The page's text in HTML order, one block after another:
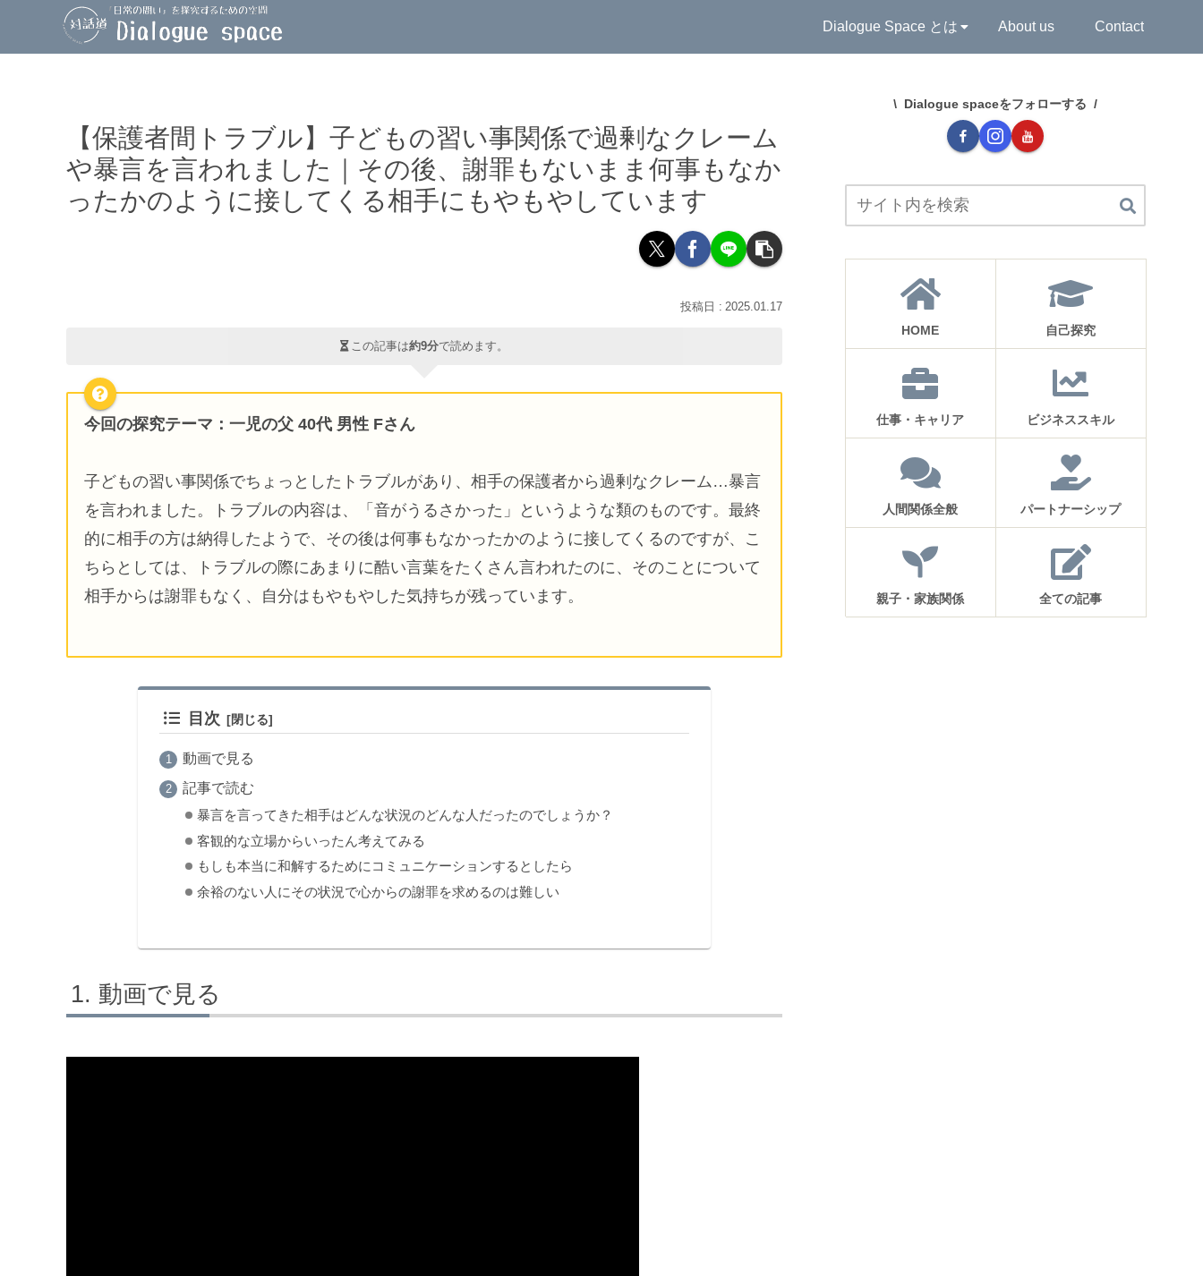
Dialogue Space とは About us Contact
【保護者間トラブル】子どもの習い事関係で過剰なクレーム
や暴言を言われました｜その後、謝罪もないまま何事もなか
ったかのように接してくる相手にもやもやしています
2025.01.17
この記事は約9分で読めます。
今回の探究テーマ ：一児の父 40代 男性 Fさん
子どもの習い事関係でちょっとしたトラブルがあり、相手の保護者から過剰なクレーム…暴言
を言われました。トラブルの内容は、「音がうるさかった」というような類のものです。最終
的に相手の方は納得したようで、その後は何事もなかったかのように接してくるのですが、こ
ちらとしては、トラブルの際にあまりに酷い言葉をたくさん言われたのに、そのことについて
相手からは謝罪もなく、自分はもやもやした気持ちが残っています。
目次
動画で見る
記事で読む
暴言を言ってきた相手はどんな状況のどんな人だったのでしょうか？
客観的な立場からいったん考えてみる
もしも本当に和解するためにコミュニケーションするとしたら
余裕のない人にその状況で心からの謝罪を求めるのは難しい
動画で見る
Dialogue spaceをフォローする
HOME 自己探究
仕事・キャリア ビジネススキル
人間関係全般 パートナーシップ
親子・家族関係 全ての記事